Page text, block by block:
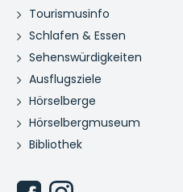
Tourismusinfo
Schlafen & Essen
Sehenswürdigkeiten
Ausflugsziele
Hörselberge
Hörselbergmuseum
Bibliothek